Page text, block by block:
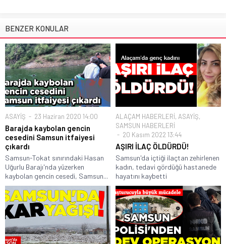
BENZER KONULAR
ASAYİŞ 23 Haziran 2020 14:00
Barajda kaybolan gencin
cesedini Samsun itfaiyesi
çıkardı
Samsun-Tokat sınırındaki Hasan
Uğurlu Barajı'nda yüzerken
kaybolan gencin cesedi, Samsun...
ALAÇAM HABERLERİ, ASAYİŞ,
SAMSUN HABERLERİ
20 Kasım 2022 13:44
AŞIRI İLAÇ ÖLDÜRDÜ!
Samsun'da içtiği ilaçtan zehirlenen
kadın, tedavi gördüğü hastanede
hayatını kaybetti